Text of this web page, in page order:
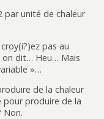
par unité de chaleur
pas au
on dit… Heu… Mais
»…
de la chaleur
pour produire de la
Non.